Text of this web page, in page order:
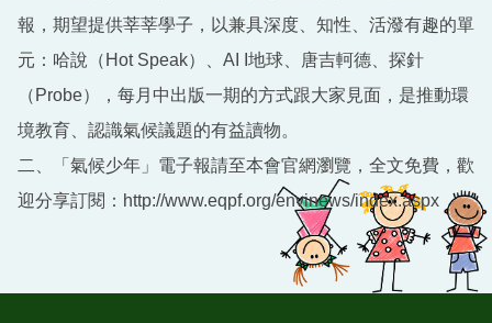
報，期望提供莘莘學子，以兼具深度、知性、活潑有趣的單
元：哈說（Hot Speak）、AI I地球、唐吉軻德、探針
（Probe），每月中出版一期的方式跟大家見面，是推動環
境教育、認識氣候議題的有益讀物。
二、「氣候少年」電子報請至本會官網瀏覽，全文免費，歡
迎分享訂閱：http://www.eqpf.org/envinews/index.aspx